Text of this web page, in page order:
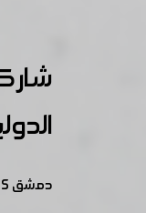
دمشق 16/10/2025